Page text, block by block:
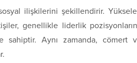
ilişkilerini şekillendirir.
genellikle liderlik
sahiptir. Aynı zamanda, cömert